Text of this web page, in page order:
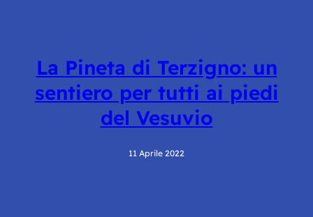
La Pineta di Terzigno: un
sentiero per tutti ai piedi
del Vesuvio
11 Aprile 2022